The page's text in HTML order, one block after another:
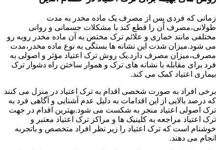
زمانی که فردی پس از مصرف یک ماده مخدر به مدت
طولانی،مصرف آن را قطع کند با مشکلات جسمانی و روانی
مختلفی مانند خماری و علائم ترک مختص به آن ماده مخدر روبه رو
می شود.میزان شدت این نشانه ها بستگی به نوع ماده مخدر،مدت
مصرف،میزان مصرف دارد.یک روش ترک اعتیاد مؤثر و اصولی به
فرد برای مقابله با نشانه های ترک و هموار ساختن راه دشوار ترک
بیماری اعتیاد کمک می کند.
برخی افراد به صورت شخصی اقدام به ترک اعتیاد در منزل می کنند
که درصد بالایی از این اقدامات به دلیل عدم آشنایی و آگاهی فرد به
ترک اصولی اعتیاد منجر به شکست می شود.بهترین اقدام در جهت
ترک اعتیاد مراجعه به کلینیک ها و مراکز ترک اعتیاد معتبر و
خوشنام است که ترک اعتیاد را زیر نظر افراد متخصص و باتجربه
انجام می دهند.